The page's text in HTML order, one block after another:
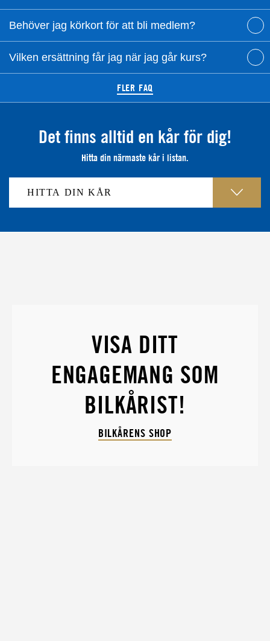
Behöver jag körkort för att bli medlem?
Vilken ersättning får jag när jag går kurs?
FLER FAQ
Det finns alltid en kår för dig!
Hitta din närmaste kår i listan.
VISA DITT
ENGAGEMANG SOM
BILKÅRIST!
BILKÅRENS SHOP